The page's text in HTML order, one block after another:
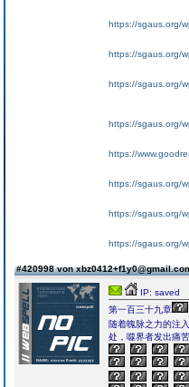
https://sgaus.org/
https://sgaus.org/
https://sgaus.org/
https://sgaus.org/
https://
https://sgaus.org/
https://sgaus.org/
https://sgaus.org/
#420998 von
IP: saved
第一百三十九章
随着魄脉之力的注
处，噬界者发出痛